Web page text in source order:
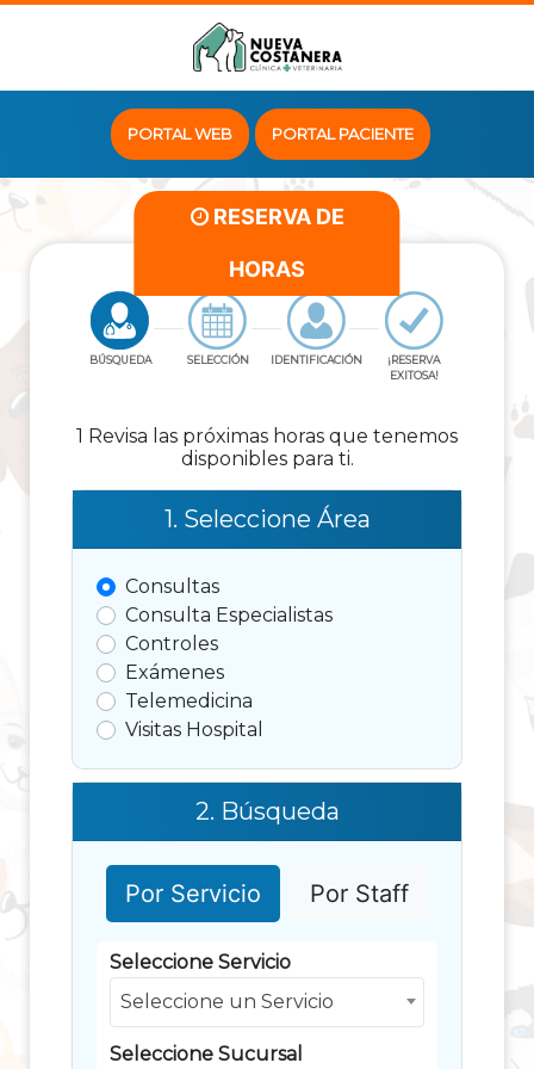
PORTAL WEB PORTAL PACIENTE
BÚSQUEDA SELECCIÓN IDENTIFICACIÓN
¡RESERVA
EXITOSA!
RESERVA DE
HORAS
1 Revisa las próximas horas que tenemos
disponibles para ti.
1. Seleccione Área
Consultas
Consulta Especialistas
Controles
Exámenes
Telemedicina
Visitas Hospital
2. Búsqueda
Por Servicio Por Staff
Seleccione Servicio
Seleccione un Servicio
Seleccione Sucursal